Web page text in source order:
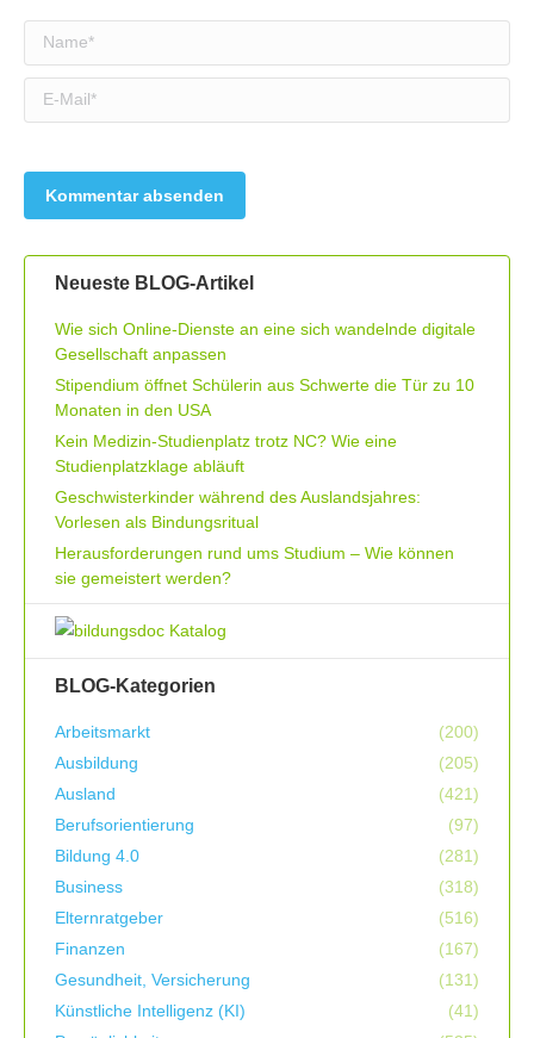
Name *
E-Mail *
Neueste BLOG-Artikel
Wie sich Online-Dienste an eine sich wandelnde digitale
Gesellschaft anpassen
Stipendium öffnet Schülerin aus Schwerte die Tür zu 10
Monaten in den USA
Kein Medizin-Studienplatz trotz NC? Wie eine
Studienplatzklage abläuft
Geschwisterkinder während des Auslandsjahres:
Vorlesen als Bindungsritual
Herausforderungen rund ums Studium – Wie können
sie gemeistert werden?
BLOG-Kategorien
Arbeitsmarkt
(200)
Ausbildung
(205)
Ausland
(421)
Berufsorientierung
(97)
Bildung 4.0
(281)
Business
(318)
Elternratgeber
(516)
Finanzen
(167)
Gesundheit, Versicherung
(131)
Künstliche Intelligenz (KI)
(41)